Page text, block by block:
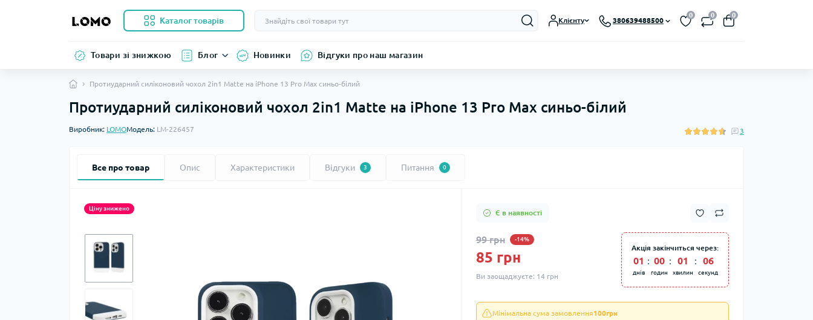
Каталог товарів Клієнту 380639488500
0 0 0
Товари зі знижкою Блог Новинки Відгуки про наш магазин
Протиударний силіконовий чохол 2in1 Matte на iPhone 13 Pro Max синьо-білий
Протиударний силіконовий чохол 2in1 Matte на iPhone 13 Pro Max синьо-білий
Виробник: LOMOМодель: LM-226457 3
Все про товар Опис Характеристики Відгуки 3 Питання 0
Ціну знижено
Є в наявності
99 грн -14%
85 грн
Ви заощаджуєте: 14 грн
Акція закінчиться через:
01
днів
: 00
годин
: 01
хвилин
: 04
секунд
Мінімальна сума замовлення100грн